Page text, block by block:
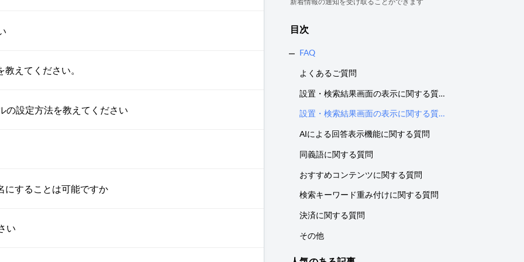
えてください。
の設定方法を教えてください
にすることは可能ですか
い
目次
FAQ
よくあるご質問
設置・検索結果画面の表示に関する質問 Ver.1 ( 初期バージョン )
設置・検索結果画面の表示に関する質問 Ver.2 ( 推奨 )
AIによる回答表示機能に関する質問
同義語に関する質問
おすすめコンテンツに関する質問
検索キーワード重み付けに関する質問
決済に関する質問
その他